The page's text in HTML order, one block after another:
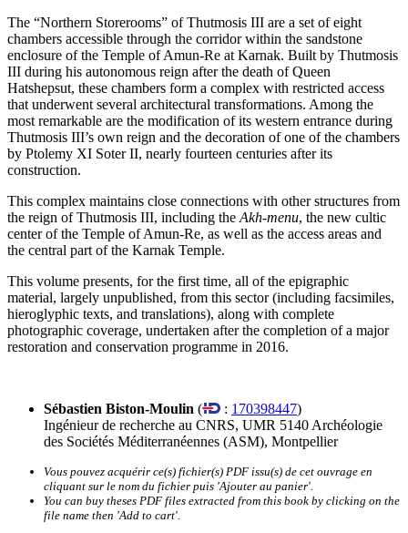
The “Northern Storerooms” of Thutmosis III are a set of eight
chambers accessible through the corridor within the sandstone
enclosure of the Temple of Amun-Re at Karnak. Built by Thutmosis
III during his autonomous reign after the death of Queen
Hatshepsut, these chambers form a complex with restricted access
that underwent several architectural transformations. Among the
most remarkable are the modification of its western entrance during
Thutmosis III’s own reign and the decoration of one of the chambers
by Ptolemy XI Soter II, nearly fourteen centuries after its
construction.
This complex maintains close connections with other structures from
the reign of Thutmosis III, including the Akh-menu, the new cultic
center of the Temple of Amun-Re, as well as the access areas and
the central part of the Karnak Temple.
This volume presents, for the first time, all of the epigraphic
material, largely unpublished, from this sector (including facsimiles,
hieroglyphic texts, and translations), along with complete
photographic coverage, undertaken after the completion of a major
restoration and conservation programme in 2016.
Sébastien Biston-Moulin ( : 170398447)
Ingénieur de recherche au CNRS, UMR 5140 Archéologie
des Sociétés Méditerranéennes (ASM), Montpellier
Vous pouvez acquérir ce(s) fichier(s) PDF issu(s) de cet ouvrage en
cliquant sur le nom du fichier puis 'Ajouter au panier'.
You can buy theses PDF files extracted from this book by clicking on the
file name then 'Add to cart'